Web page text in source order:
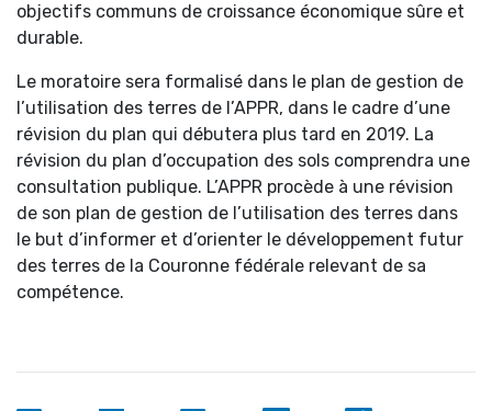
objectifs communs de croissance économique sûre et
durable.
Le moratoire sera formalisé dans le plan de gestion de
l’utilisation des terres de l’APPR, dans le cadre d’une
révision du plan qui débutera plus tard en 2019. La
révision du plan d’occupation des sols comprendra une
consultation publique. L’APPR procède à une révision
de son plan de gestion de l’utilisation des terres dans
le but d’informer et d’orienter le développement futur
des terres de la Couronne fédérale relevant de sa
compétence.